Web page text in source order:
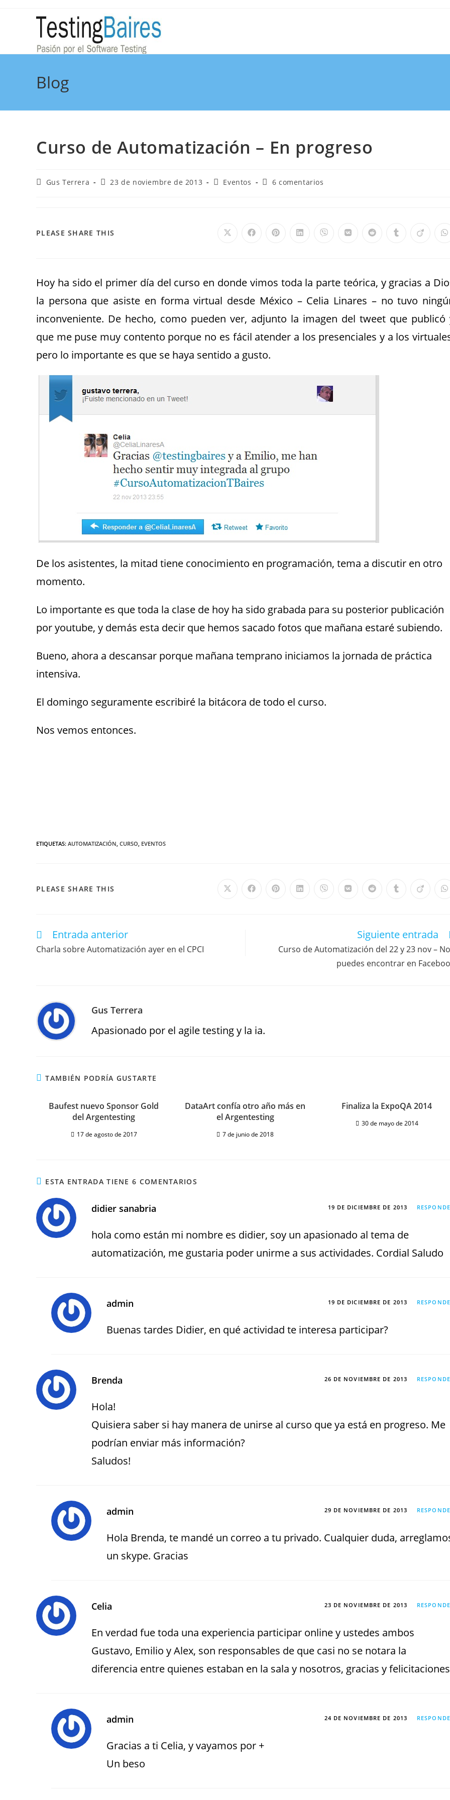
Blog
Curso de Automatización – En progreso
Gus Terrera 23 de noviembre de 2013 Eventos 6 comentarios
PLEASE SHARE THIS
Hoy ha sido el primer día del curso en donde vimos toda la parte teórica, y gracias a
la persona que asiste en forma virtual desde México – Celia Linares – no tuvo
inconveniente. De hecho, como pueden ver, adjunto la imagen del tweet que publicó
que me puse muy contento porque no es fácil atender a los presenciales y a los
pero lo importante es que se haya sentido a gusto.
De los asistentes, la mitad tiene conocimiento en programación, tema a discutir en otro
momento.
Lo importante es que toda la clase de hoy ha sido grabada para su posterior publicación
por youtube, y demás esta decir que hemos sacado fotos que mañana estaré subiendo.
Bueno, ahora a descansar porque mañana temprano iniciamos la jornada de práctica
intensiva.
El domingo seguramente escribiré la bitácora de todo el curso.
Nos vemos entonces.
ETIQUETAS: AUTOMATIZACIÓN, CURSO, EVENTOS
PLEASE SHARE THIS
Entrada anterior
Charla sobre Automatización ayer en el CPCI
Siguiente entrada
Curso de Automatización del 22 y 23 nov –
puedes encontrar en
Gus Terrera
Apasionado por el agile testing y la ia.
TAMBIÉN PODRÍA GUSTARTE
Baufest nuevo Sponsor Gold
del Argentesting
17 de agosto de 2017
DataArt confía otro año más en
el Argentesting
7 de junio de 2018
Finaliza la ExpoQA 2014
30 de mayo de 2014
ESTA ENTRADA TIENE 6 COMENTARIOS
didier sanabria 19 DE DICIEMBRE DE 2013
hola como están mi nombre es didier, soy un apasionado al tema de
automatización, me gustaria poder unirme a sus actividades. Cordial Saludo
admin 19 DE DICIEMBRE DE 2013
Buenas tardes Didier, en qué actividad te interesa participar?
Brenda 26 DE NOVIEMBRE DE 2013
Hola!
Quisiera saber si hay manera de unirse al curso que ya está en progreso. Me
podrían enviar más información?
Saludos!
admin 29 DE NOVIEMBRE DE 2013
Hola Brenda, te mandé un correo a tu privado. Cualquier duda,
un skype. Gracias
Celia 23 DE NOVIEMBRE DE 2013
En verdad fue toda una experiencia participar online y ustedes ambos
Gustavo, Emilio y Alex, son responsables de que casi no se notara la
diferencia entre quienes estaban en la sala y nosotros, gracias y
admin 24 DE NOVIEMBRE DE 2013
Gracias a ti Celia, y vayamos por +
Un beso